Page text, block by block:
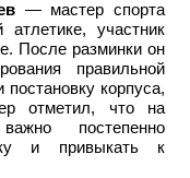
— мастер спорта
атлетике, участник
После разминки он
правильной
постановку корпуса,
отметил, что на
постепенно
и привыкать к